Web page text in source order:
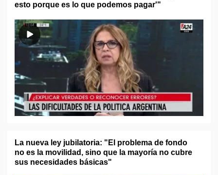
esto porque es lo que podemos pagar'"
La nueva ley jubilatoria: "El problema de fondo
no es la movilidad, sino que la mayoría no cubre
sus necesidades básicas"